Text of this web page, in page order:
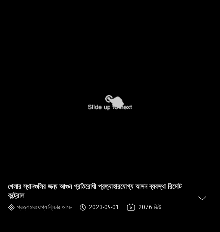
খেলার স্থানগুলির জন্য আগুন প্রতিরোধী প্রত্যাহারযোগ্য আসন ব্যবস্থা রিমোট
কন্ট্রোল
প্রত্যাহারযোগ্য ব্লিচার আসন 2023-09-01 2076 ভিউ